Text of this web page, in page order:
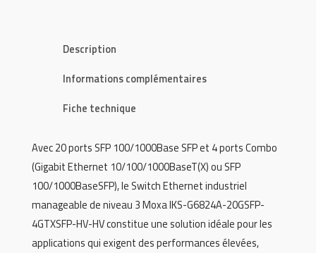
Description
Informations complémentaires
Fiche technique
Avec 20 ports SFP 100/1000Base SFP et 4 ports Combo
(Gigabit Ethernet 10/100/1000BaseT(X) ou SFP
100/1000BaseSFP), le Switch Ethernet industriel
manageable de niveau 3 Moxa IKS-G6824A-20GSFP-
4GTXSFP-HV-HV constitue une solution idéale pour les
applications qui exigent des performances élevées,